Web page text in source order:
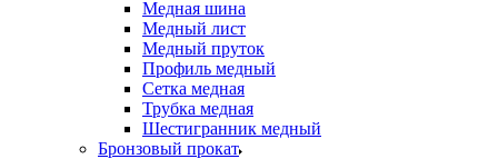
Медная шина
Медный лист
Медный пруток
Профиль медный
Сетка медная
Трубка медная
Шестигранник медный
Бронзовый прокат